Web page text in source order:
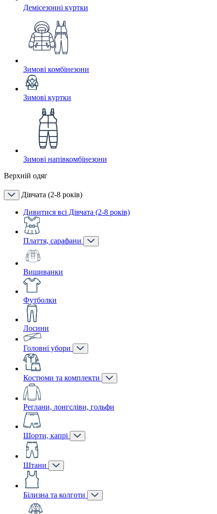
Демісезонні куртки
Зимові комбінезони
Зимові куртки
Зимові напівкомбінезони
Верхній одяг
Дівчата (2-8 років)
Дивитися всі Дівчата (2-8 років)
Плаття, сарафани
Вишиванки
Футболки
Лосини
Головні убори
Костюми та комплекти
Реглани, лонгсліви, гольфи
Шорти, капрі
Штани
Білизна та колготи